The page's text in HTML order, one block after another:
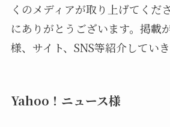
くのメディアが取り上げてくだ
にありがとうございます。掲載
様、サイト、SNS等紹介していき
Yahoo！ニュース様